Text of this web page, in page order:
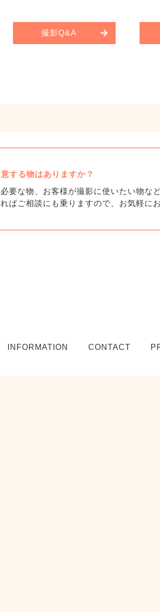
撮影Q&A
する物はありますか？
要な物、お客様が撮影に使いたい物な
ばご相談にも乗りますので、お気軽に
INFORMATION CONTACT